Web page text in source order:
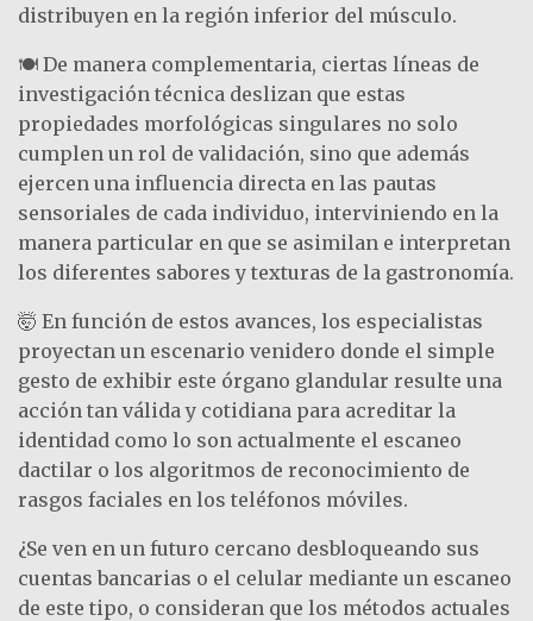
distribuyen en la región inferior del músculo.
🍽️ De manera complementaria, ciertas líneas de
investigación técnica deslizan que estas
propiedades morfológicas singulares no solo
cumplen un rol de validación, sino que además
ejercen una influencia directa en las pautas
sensoriales de cada individuo, interviniendo en la
manera particular en que se asimilan e interpretan
los diferentes sabores y texturas de la gastronomía.
🤯 En función de estos avances, los especialistas
proyectan un escenario venidero donde el simple
gesto de exhibir este órgano glandular resulte una
acción tan válida y cotidiana para acreditar la
identidad como lo son actualmente el escaneo
dactilar o los algoritmos de reconocimiento de
rasgos faciales en los teléfonos móviles.
¿Se ven en un futuro cercano desbloqueando sus
cuentas bancarias o el celular mediante un escaneo
de este tipo, o consideran que los métodos actuales